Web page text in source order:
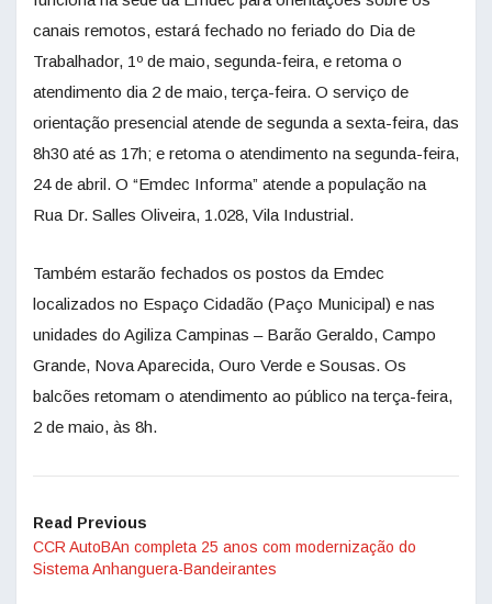
canais remotos, estará fechado no feriado do Dia de
Trabalhador, 1º de maio, segunda-feira, e retoma o
atendimento dia 2 de maio, terça-feira. O serviço de
orientação presencial atende de segunda a sexta-feira, das
8h30 até as 17h; e retoma o atendimento na segunda-feira,
24 de abril. O “Emdec Informa” atende a população na
Rua Dr. Salles Oliveira, 1.028, Vila Industrial.
Também estarão fechados os postos da Emdec
localizados no Espaço Cidadão (Paço Municipal) e nas
unidades do Agiliza Campinas – Barão Geraldo, Campo
Grande, Nova Aparecida, Ouro Verde e Sousas. Os
balcões retomam o atendimento ao público na terça-feira,
2 de maio, às 8h.
Read Previous
CCR AutoBAn completa 25 anos com modernização do
Sistema Anhanguera-Bandeirantes